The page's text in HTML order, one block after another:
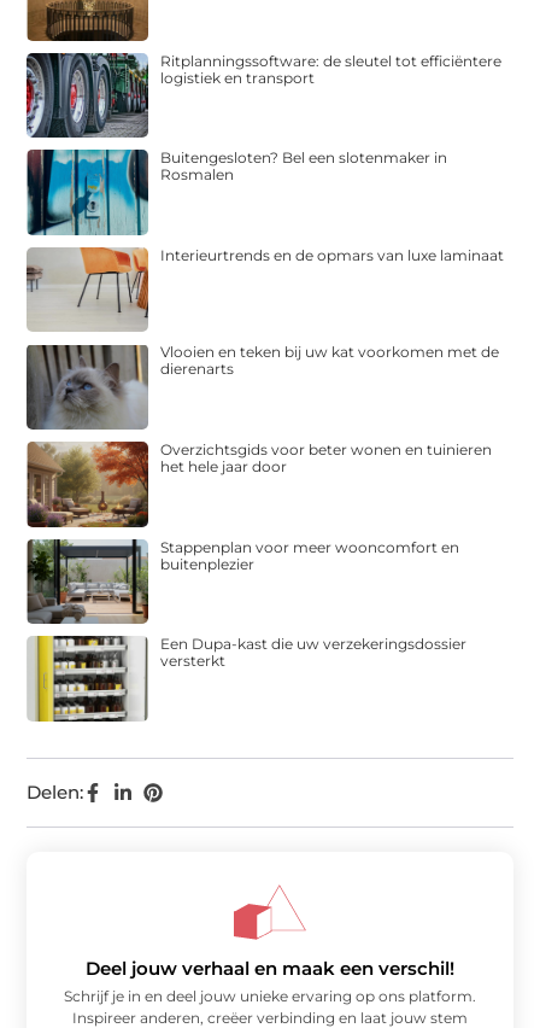
Delen:
Ritplanningssoftware: de sleutel tot efficiëntere
logistiek en transport
Buitengesloten? Bel een slotenmaker in
Rosmalen
Interieurtrends en de opmars van luxe laminaat
Vlooien en teken bij uw kat voorkomen met de
dierenarts
Overzichtsgids voor beter wonen en tuinieren
het hele jaar door
Stappenplan voor meer wooncomfort en
buitenplezier
Een Dupa-kast die uw verzekeringsdossier
versterkt
Deel jouw verhaal en maak een verschil!
Schrijf je in en deel jouw unieke ervaring op ons platform.
Inspireer anderen, creëer verbinding en laat jouw stem